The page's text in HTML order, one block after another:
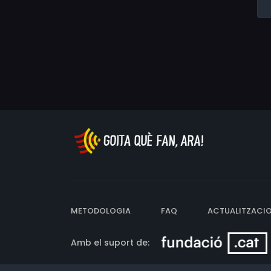
METODOLOGIA FAQ
Amb el suport de: